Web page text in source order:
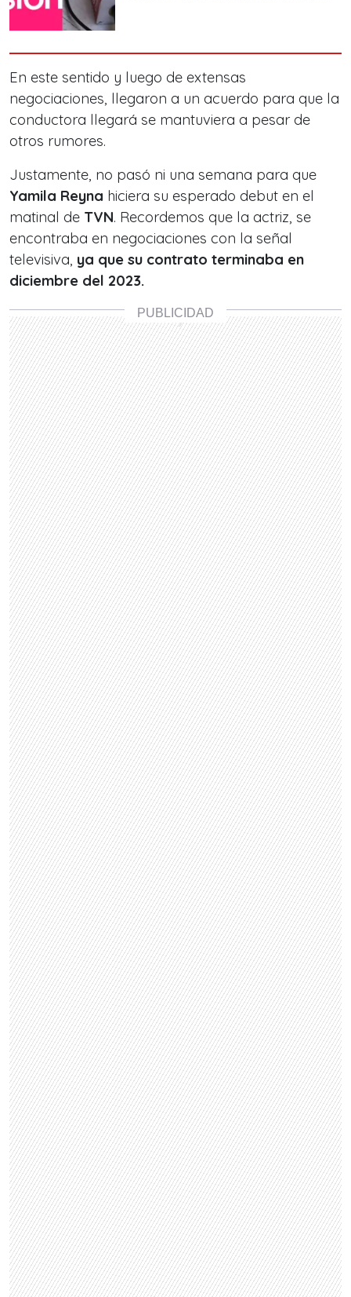
En este sentido y luego de extensas
negociaciones, llegaron a un acuerdo para que la
conductora llegará se mantuviera a pesar de
otros rumores.
Justamente, no pasó ni una semana para que
Yamila Reyna hiciera su esperado debut en el
matinal de TVN. Recordemos que la actriz, se
encontraba en negociaciones con la señal
televisiva, ya que su contrato terminaba en
diciembre del 2023.